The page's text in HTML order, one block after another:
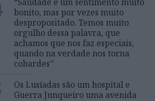
bonito, mas por vezes muito
despropositado. Temos muito
orgulho dessa palavra, que
achamos que nos faz especiais,
quando na verdade nos torna
cobardes’’
Os Lusíadas são um hospital e
Guerra Junqueiro uma avenida